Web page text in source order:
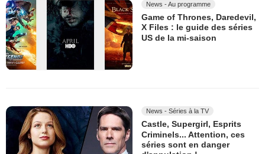
News - Au programme
Game of Thrones, Daredevil,
X Files : le guide des séries
US de la mi-saison
News - Séries à la TV
Castle, Supergirl, Esprits
Criminels... Attention, ces
séries sont en danger